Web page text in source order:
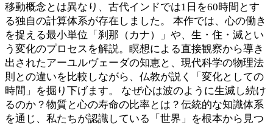
移動概念とは異なり、古代インドでは1日を60時間とす
る独自の計算体系が存在しました。 本作では、心の働き
を捉える最小単位「刹那（カナ）」や、生・住・滅とい
う変化のプロセスを解説。瞑想による直接観察から導き
出されたアーユルヴェーダの知恵と、現代科学の物理法
則との違いを比較しながら、仏教が説く「変化としての
時間」を掘り下げます。 なぜ心は波のように生滅し続け
るのか？物質と心の寿命の比率とは？伝統的な知識体系
を通じ、私たちが認識している「世界」を根本から見つ